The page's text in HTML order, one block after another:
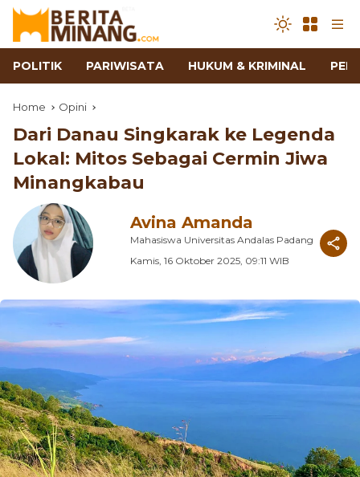
POLITIK PARIWISATA HUKUM & KRIMINAL
Home Opini
Dari Danau Singkarak ke Legenda
Lokal: Mitos Sebagai Cermin Jiwa
Minangkabau
Avina Amanda
Mahasiswa Universitas Andalas Padang
Kamis, 16 Oktober 2025, 09:11 WIB